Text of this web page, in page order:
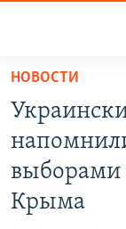
Вернуться
основному
содержанию
Вернутся
главной
СПЕЦПРОЕКТЫ
ГРУЗ 200
ВОДА
ИСТОРИЯ
НОВОСТИ
выборами
Крыма